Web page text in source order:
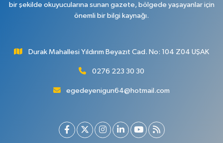
bir şekilde okuyucularına sunan gazete, bölgede yaşayanlar için
önemli bir bilgi kaynağı.
Durak Mahallesi Yıldırım Beyazıt Cad. No: 104 Z04 UŞAK
0276 223 30 30
egedeyenigun64@hotmail.com